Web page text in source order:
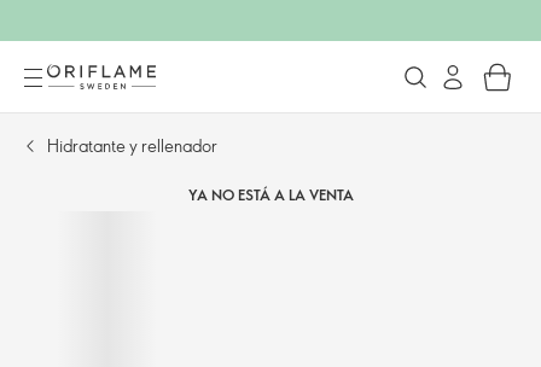
Hidratante y rellenador
YA NO ESTÁ A LA VENTA